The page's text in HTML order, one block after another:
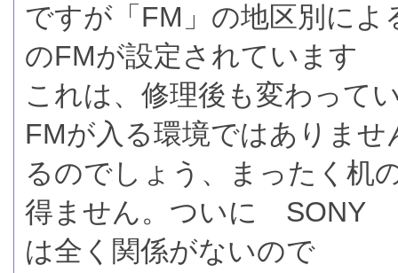
ですが「FM」の地区別に
のFMが設定されています
これは、修理後も変わって
FMが入る環境ではありま
るのでしょう、まったく机
得ません。ついに SONY
は全く関係がないので